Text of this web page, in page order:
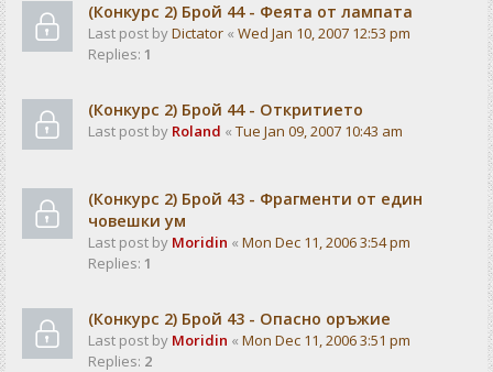
(Конкурс 2) Брой 44 - Феята от лампата
Last post byDictator « Wed Jan 10, 2007 12:53 pm
Replies: 1
(Конкурс 2) Брой 44 - Откритието
Last post by Roland « Tue Jan 09, 2007 10:43 am
(Конкурс 2) Брой 43 - Фрагменти от един
човешки ум
Last post by Moridin « Mon Dec 11, 2006 3:54 pm
Replies: 1
(Конкурс 2) Брой 43 - Опасно оръжие
Last post by Moridin « Mon Dec 11, 2006 3:51 pm
Replies: 2